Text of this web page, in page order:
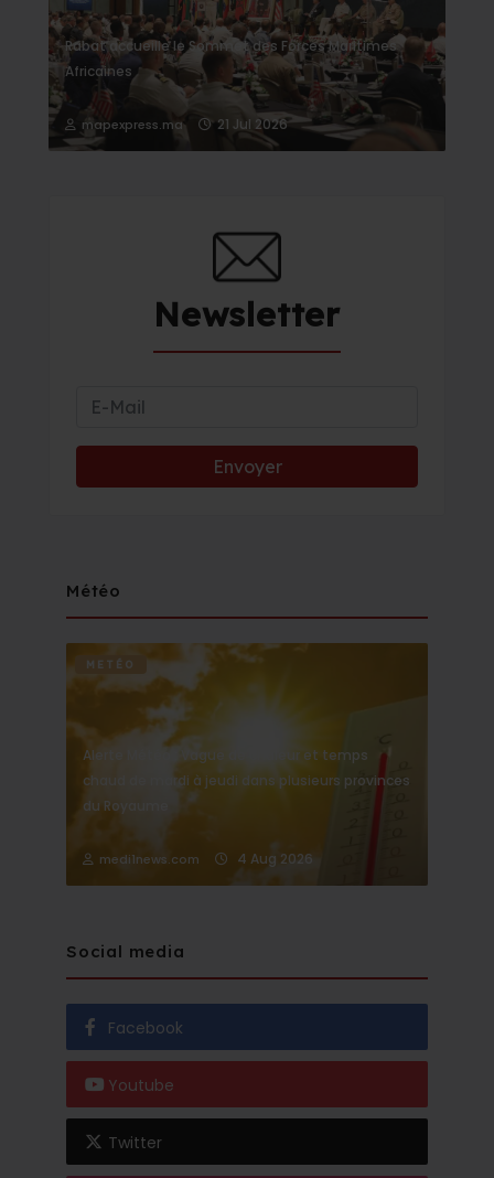
Rabat accueille le Sommet des Forces Maritimes
Africaines
mapexpress.ma 21 Jul 2026
Newsletter
Météo
METÉO
Alerte Météo : Vague de chaleur et temps
chaud de mardi à jeudi dans plusieurs provinces
du Royaume
medi1news.com 4 Aug 2026
Social media
Facebook
Youtube
Twitter